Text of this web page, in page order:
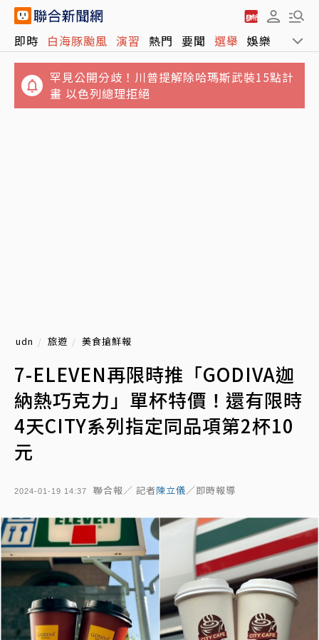
即時 白海豚颱風 演習 熱門 要聞 選舉 娛樂 運動
罕見公開分歧！川普提解除哈瑪斯武裝15點計
畫 以色列總理拒絕
udn 旅遊 美食搶鮮報
7-ELEVEN再限時推「GODIVA迦
納熱巧克力」單杯特價！還有限時
4天CITY系列指定同品項第2杯10
元
2024-01-19 14:37 聯合報／ 記者陳立儀／即時報導